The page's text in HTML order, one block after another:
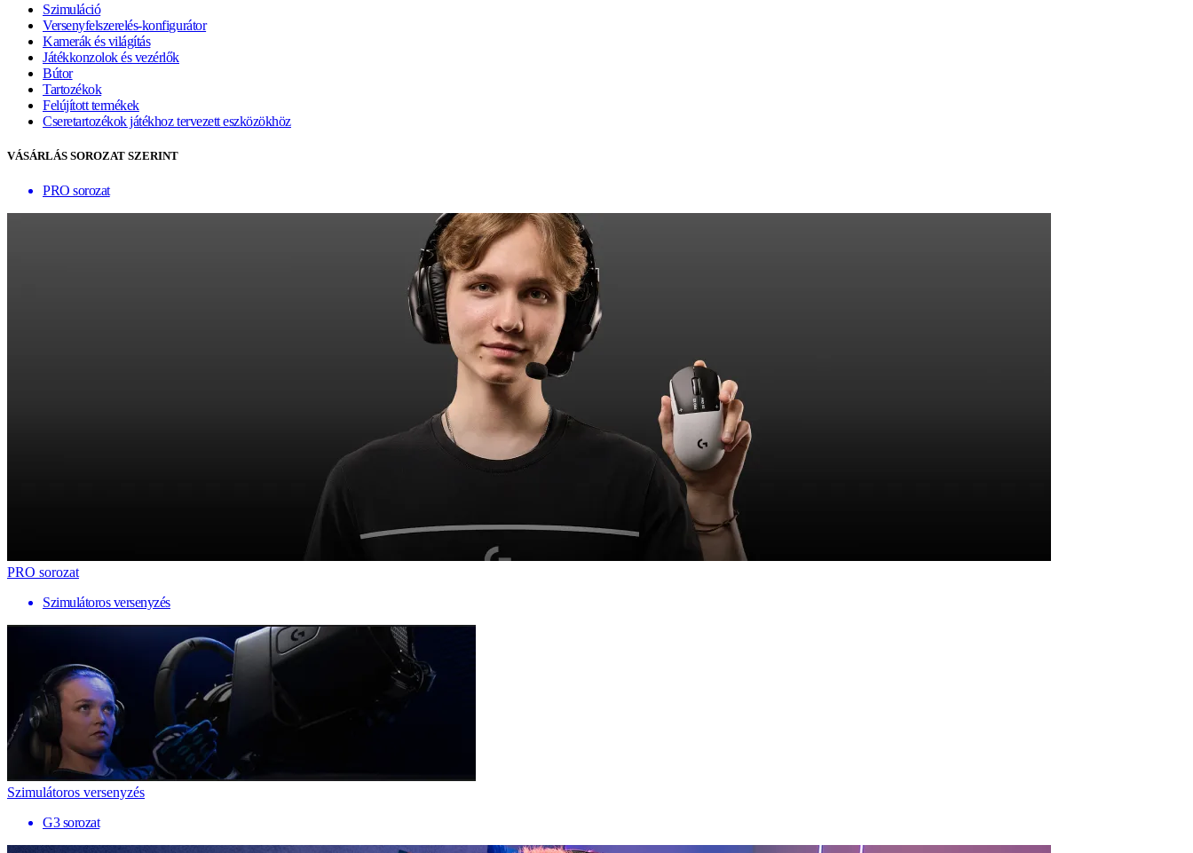
Szimuláció
Versenyfelszerelés-konfigurátor
Kamerák és világítás
Játékkonzolok és vezérlők
Bútor
Tartozékok
Felújított termékek
Cseretartozékok játékhoz tervezett eszközökhöz
VÁSÁRLÁS SOROZAT SZERINT
PRO sorozat
PRO sorozat
Szimulátoros versenyzés
Szimulátoros versenyzés
G3 sorozat